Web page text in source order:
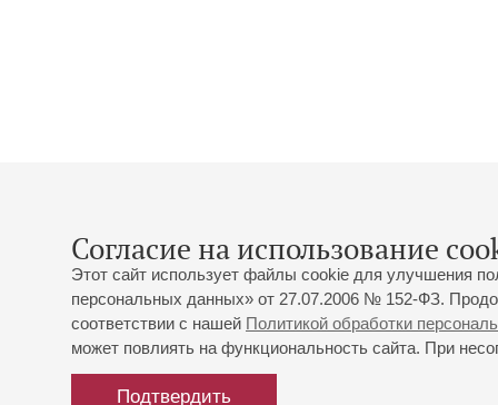
Согласие на использование
Этот сайт использует файлы cookie для улучшения
персональных данных» от 27.07.2006 № 152-ФЗ.
соответствии с нашей Политикой обработки
может повлиять на функциональность сайта. При
Подтвердить